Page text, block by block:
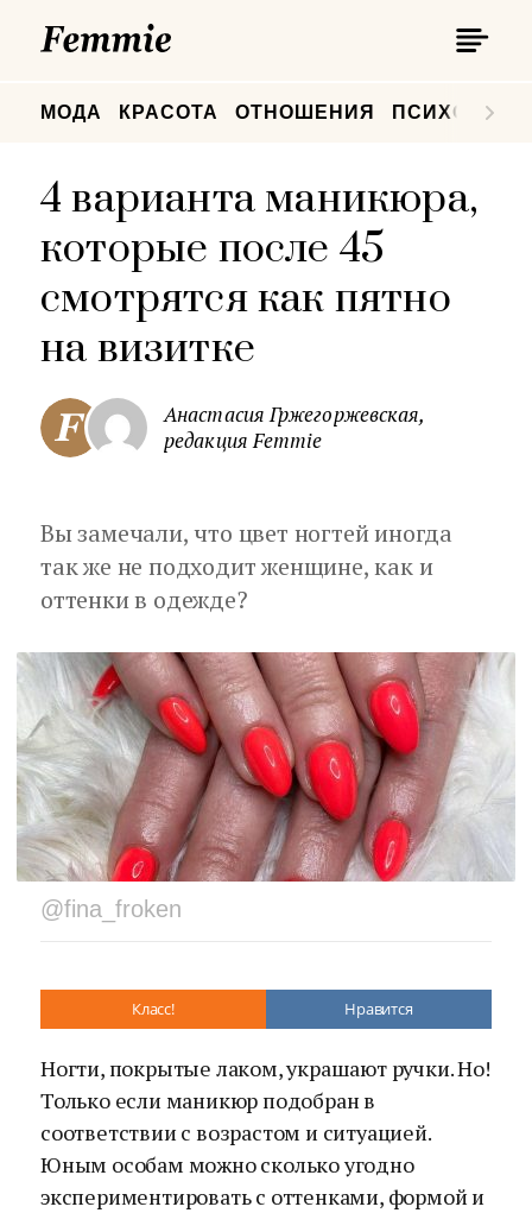
МОДА КРАСОТА ОТНОШЕНИЯ
4 варианта маникюра,
которые после 45
смотрятся как пятно
на визитке
Анастасия Гржегоржевская,
редакция Femmie
Вы замечали, что цвет ногтей иногда
так же не подходит женщине, как и
оттенки в одежде?
@fina_froken
Класс! Нравится
Ногти, покрытые лаком, украшают ручки. Но!
Только если маникюр подобран в
соответствии с возрастом и ситуацией.
Юным особам можно сколько угодно
экспериментировать с оттенками, формой и